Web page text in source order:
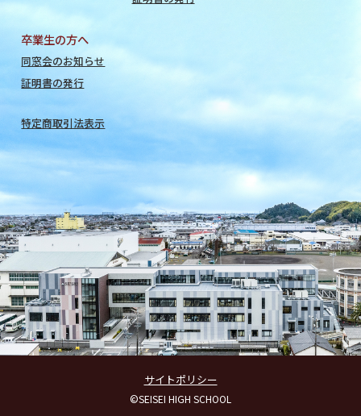
卒業生の方へ
同窓会のお知らせ
証明書の発行
特定商取引法表示
サイトポリシー
©SEISEI HIGH SCHOOL